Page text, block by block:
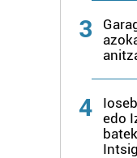
3
4
edo